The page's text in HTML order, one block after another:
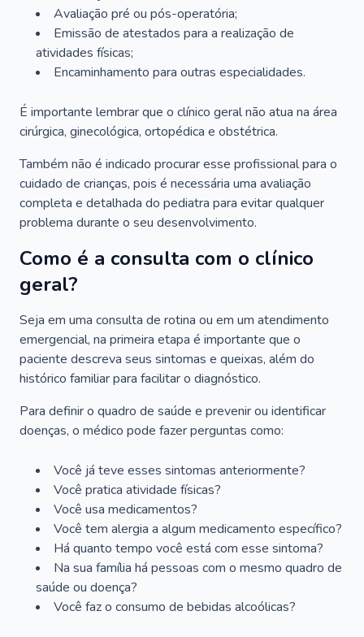
Avaliação pré ou pós-operatória;
Emissão de atestados para a realização de
atividades físicas;
Encaminhamento para outras especialidades.
É importante lembrar que o clínico geral não atua na área
cirúrgica, ginecológica, ortopédica e obstétrica.
Também não é indicado procurar esse profissional para o
cuidado de crianças, pois é necessária uma avaliação
completa e detalhada do pediatra para evitar qualquer
problema durante o seu desenvolvimento.
Como é a consulta com o clínico
geral?
Seja em uma consulta de rotina ou em um atendimento
emergencial, na primeira etapa é importante que o
paciente descreva seus sintomas e queixas, além do
histórico familiar para facilitar o diagnóstico.
Para definir o quadro de saúde e prevenir ou identificar
doenças, o médico pode fazer perguntas como:
Você já teve esses sintomas anteriormente?
Você pratica atividade físicas?
Você usa medicamentos?
Você tem alergia a algum medicamento específico?
Há quanto tempo você está com esse sintoma?
Na sua família há pessoas com o mesmo quadro de
saúde ou doença?
Você faz o consumo de bebidas alcoólicas?